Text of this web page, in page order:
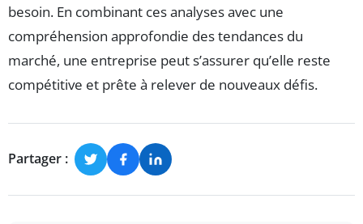
besoin. En combinant ces analyses avec une
compréhension approfondie des tendances du
marché, une entreprise peut s’assurer qu’elle reste
compétitive et prête à relever de nouveaux défis.
Partager :